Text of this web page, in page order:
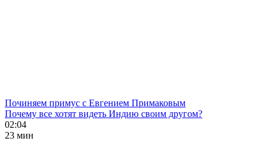
Починяем примус с Евгением Примаковым
Почему все хотят видеть Индию своим другом?
02:04
23 мин